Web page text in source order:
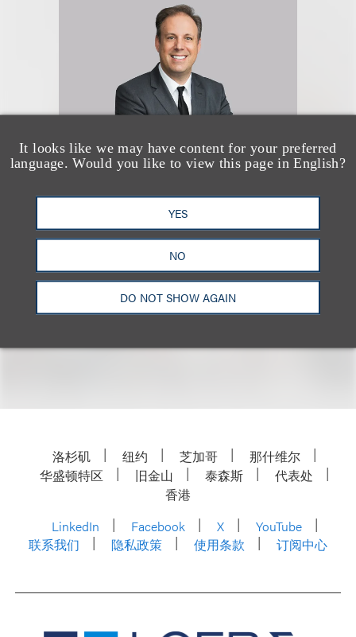
It looks like we may have content for your preferred
language. Would you like to view this page in English?
YES
NO
DO NOT SHOW AGAIN
Mitchell S. Nussbaum
乐博律所联席主席
+1.212.407.4159
洛杉矶 纽约 芝加哥
那什维尔
华盛顿特区
旧金山 泰森斯
代表处
香港
LinkedIn
Facebook X
YouTube
联系我们
隐私政策 使用条款 订阅中心